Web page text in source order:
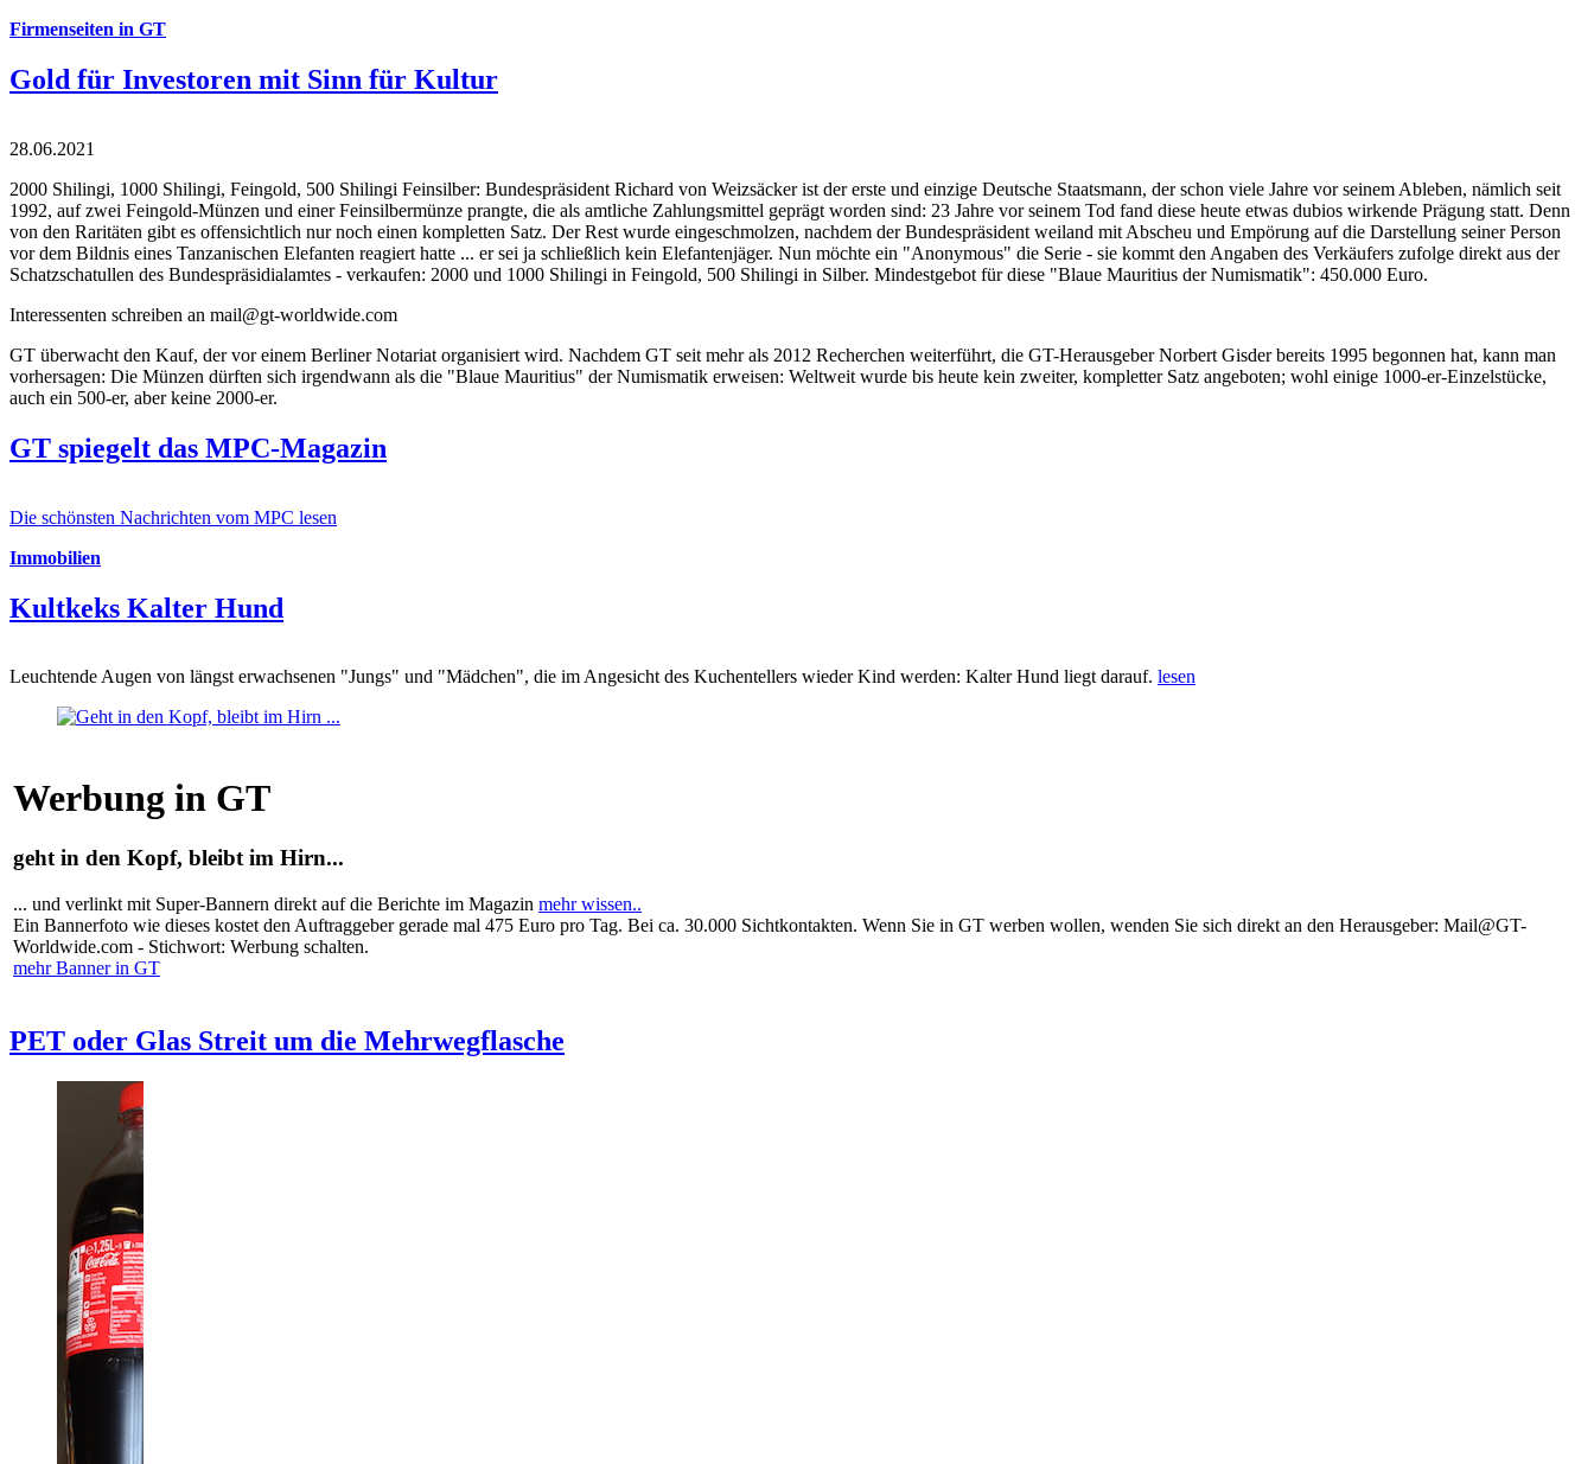
Firmenseiten in GT
Gold für Investoren mit Sinn für Kultur
28.06.2021
2000 Shilingi, 1000 Shilingi, Feingold, 500 Shilingi Feinsilber: Bundespräsident Richard von Weizsäcker ist der erste und einzige Deutsche Staatsmann, der schon viele Jahre vor seinem Ableben, nämlich seit
1992, auf zwei Feingold-Münzen und einer Feinsilbermünze prangte, die als amtliche Zahlungsmittel geprägt worden sind: 23 Jahre vor seinem Tod fand diese heute etwas dubios wirkende Prägung statt. Denn
von den Raritäten gibt es offensichtlich nur noch einen kompletten Satz. Der Rest wurde eingeschmolzen, nachdem der Bundespräsident weiland mit Abscheu und Empörung auf die Darstellung seiner Person
vor dem Bildnis eines Tanzanischen Elefanten reagiert hatte ... er sei ja schließlich kein Elefantenjäger. Nun möchte ein "Anonymous" die Serie - sie kommt den Angaben des Verkäufers zufolge direkt aus der
Schatzschatullen des Bundespräsidialamtes - verkaufen: 2000 und 1000 Shilingi in Feingold, 500 Shilingi in Silber. Mindestgebot für diese "Blaue Mauritius der Numismatik": 450.000 Euro.
Interessenten schreiben an mail@gt-worldwide.com
GT überwacht den Kauf, der vor einem Berliner Notariat organisiert wird. Nachdem GT seit mehr als 2012 Recherchen weiterführt, die GT-Herausgeber Norbert Gisder bereits 1995 begonnen hat, kann man
vorhersagen: Die Münzen dürften sich irgendwann als die "Blaue Mauritius" der Numismatik erweisen: Weltweit wurde bis heute kein zweiter, kompletter Satz angeboten; wohl einige 1000-er-Einzelstücke,
auch ein 500-er, aber keine 2000-er.
GT spiegelt das MPC-Magazin
Die schönsten Nachrichten vom MPC lesen
Immobilien
Kultkeks Kalter Hund
Leuchtende Augen von längst erwachsenen "Jungs" und "Mädchen", die im Angesicht des Kuchentellers wieder Kind werden: Kalter Hund liegt darauf. lesen
Werbung in GT
geht in den Kopf, bleibt im Hirn...
... und verlinkt mit Super-Bannern direkt auf die Berichte im Magazin mehr wissen..
Ein Bannerfoto wie dieses kostet den Auftraggeber gerade mal 475 Euro pro Tag. Bei ca. 30.000 Sichtkontakten. Wenn Sie in GT werben wollen, wenden Sie sich direkt an den Herausgeber: Mail@GT-
Worldwide.com - Stichwort: Werbung schalten.
mehr Banner in GT
PET oder Glas Streit um die Mehrwegflasche